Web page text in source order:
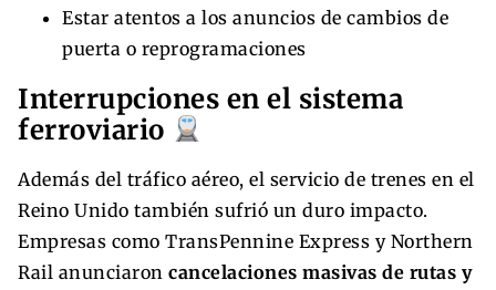
Estar atentos a los anuncios de cambios de
puerta o reprogramaciones
Interrupciones en el sistema
ferroviario
Además del tráfico aéreo, el servicio de trenes en el
Reino Unido también sufrió un duro impacto.
Empresas como TransPennine Express y Northern
Rail anunciaron cancelaciones masivas de rutas y